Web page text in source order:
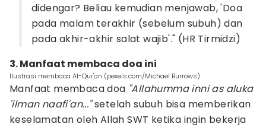
didengar? Beliau kemudian menjawab, 'Doa
pada malam terakhir (sebelum subuh) dan
pada akhir-akhir salat wajib'." (HR Tirmidzi)
3. Manfaat membaca doa ini
Ilustrasi membaca Al-Qur'an (pexels.com/Michael Burrows)
Manfaat membaca doa "Allahumma inni as aluka
'ilman naafi'an..."setelah subuh bisa memberikan
keselamatan oleh Allah SWT ketika ingin bekerja